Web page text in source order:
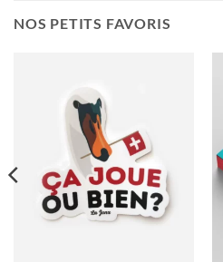
CHF 180.0
NOS PETITS FAVORIS